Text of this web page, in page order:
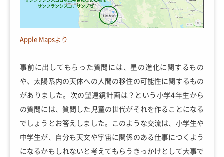
Apple Mapsより
事前に出してもらった質問には、星の進化に関するもの
や、太陽系内の天体への人間の移住の可能性に関するもの
がありました。次の望遠鏡計画は？という小学4年生から
の質問には、質問した児童の世代がそれを作ることになる
でしょうとお答えしました。このような交流は、小学生や
中学生が、自分も天文や宇宙に関係のある仕事につくよう
になるかもしれないと考えてもらうきっかけとして大事で